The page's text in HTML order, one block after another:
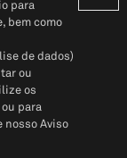
Global
para
bem como
de dados)
ou
os
para
Aviso